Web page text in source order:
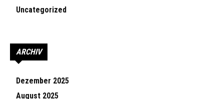
Uncategorized
ARCHIV
Dezember 2025
August 2025